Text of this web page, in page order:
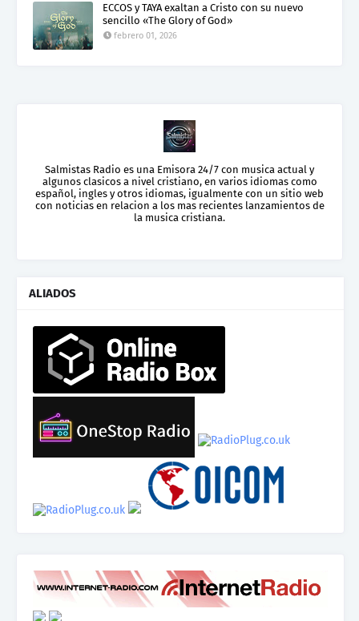
ECCOS y TAYA exaltan a Cristo con su nuevo
sencillo «The Glory of God»
febrero 01, 2026
Salmistas Radio es una Emisora 24/7 con musica actual y
algunos clasicos a nivel cristiano, en varios idiomas como
español, ingles y otros idiomas, igualmente con un sitio web
con noticias en relacion a los mas recientes lanzamientos de
la musica cristiana.
ALIADOS